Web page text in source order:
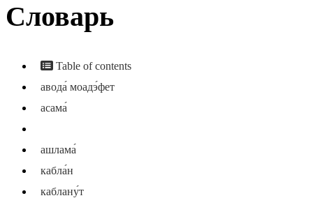
Словарь
Table of contents
авода́ моадэ́фет
асама́
ашлама́
кабла́н
каблану́т